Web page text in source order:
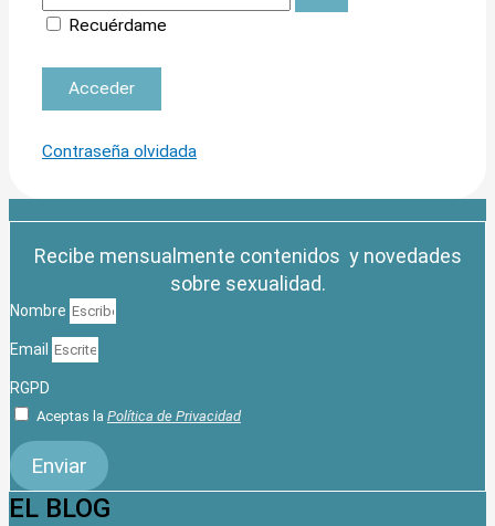
Recuérdame
Contraseña olvidada
Recibe mensualmente contenidos y novedades
sobre sexualidad.
Nombre
Email
RGPD
Aceptas la Política de Privacidad
Enviar
EL BLOG